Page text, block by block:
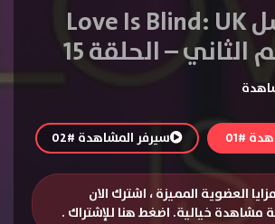
مسلسل Love Is Blind: UK
– الحلقة 15
#01 سيرفر المشاهدة #02
العضوية المميزة ، اشترك الان
مشاهدة خيالية. اضغط هنا للإشتراك .